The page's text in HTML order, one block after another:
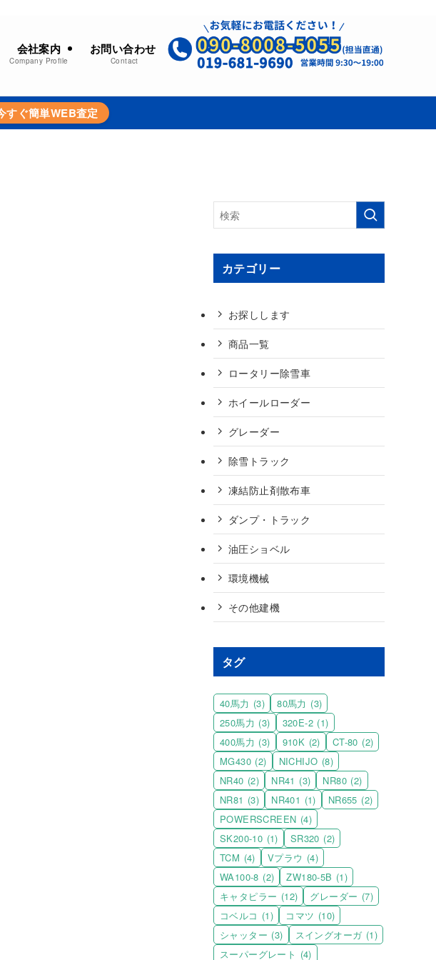
会社案内
Company Profile
お問い合わせ
Contact
すぐ簡単WEB査定
カテゴリー
お探しします
商品一覧
ロータリー除雪車
ホイールローダー
グレーダー
除雪トラック
凍結防止剤散布車
ダンプ・トラック
油圧ショベル
環境機械
その他建機
タグ
40馬力 (3) 80馬力 (3)
250馬力 (3) 320E-2 (1)
400馬力 (3) 910K (2) CT-80 (2)
MG430 (2) NICHIJO (8)
NR40 (2) NR41 (3) NR80 (2)
NR81 (3) NR401 (1) NR655 (2)
POWERSCREEN (4)
SK200-10 (1) SR320 (2)
TCM (4) Vプラウ (4)
WA100-8 (2) ZW180-5B (1)
キャタピラー (12) グレーダー (7)
コベルコ (1) コマツ (10)
シャッター (3) スイングオーガ (1)
スーパーグレート (4)